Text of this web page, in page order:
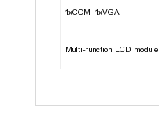
1xCOM ,1xVGA
Multi-function LCD module